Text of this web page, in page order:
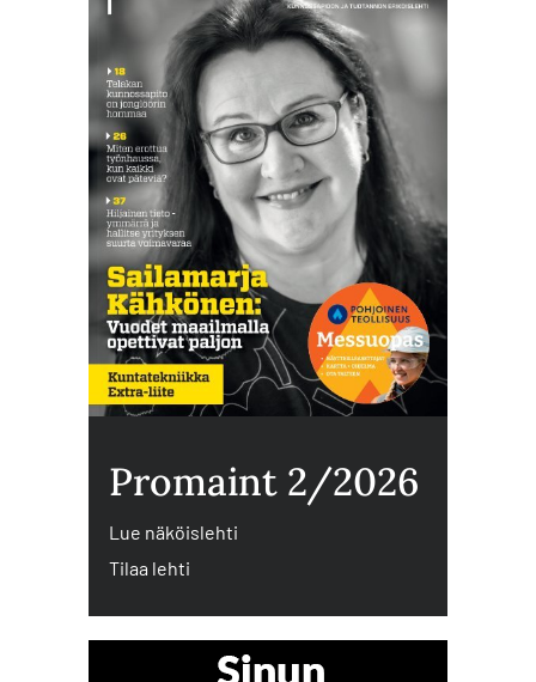
Promaint 2/2026
Lue näköislehti
Tilaa lehti